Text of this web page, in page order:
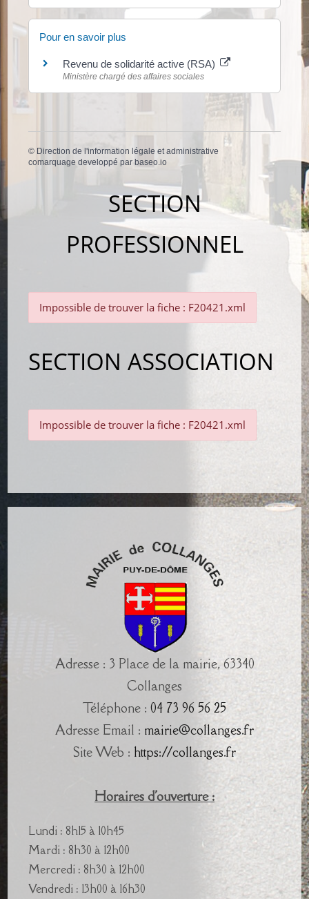
Pour en savoir plus
Revenu de solidarité active (RSA)
Ministère chargé des affaires sociales
© Direction de l'information légale et administrative
comarquage developpé parbaseo.io
SECTION
PROFESSIONNEL
Impossible de trouver la fiche : F20421.xml
SECTION ASSOCIATION
Impossible de trouver la fiche : F20421.xml
Adresse : 3 Place de la mairie, 63340
Collanges
Téléphone : 04 73 96 56 25
Adresse Email : mairie@collanges.fr
Site Web : https://collanges.fr
Horaires d'ouverture :
Lundi : 8h15 à 10h45
Mardi : 8h30 à 12h00
Mercredi : 8h30 à 12h00
Vendredi : 13h00 à 16h30